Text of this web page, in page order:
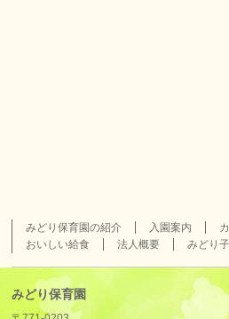
みどり保育園の紹介 入園案内
おいしい給食
法人概要 みどり
みどり保育園